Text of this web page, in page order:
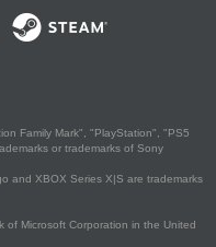
Family Mark", "PlayStation", "PS5
or trademarks of Sony
and XBOX Series X|S are trademarks
of Microsoft Corporation in the United